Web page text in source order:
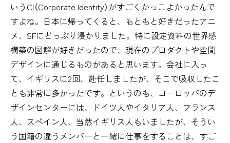
いうCI（Corporate Identity）がすごくかっこよかったんで
すよね。日本に帰ってくると、もともと好きだったアニ
メ、SFにどっぷり浸かりました。特に設定資料の世界感
構築の図解が好きだったので、現在のプロダクトや空間
デザインに通じるものがあると思います。会社に入っ
て、イギリスに2回、赴任しましたが、そこで吸収したこ
とも非常に多かったです。というのも、ヨーロッパのデ
ザインセンターには、ドイツ人やイタリア人、フランス
人、スペイン人、当然イギリス人もいましたが、そうい
う国籍の違うメンバーと一緒に仕事をすることは、すご